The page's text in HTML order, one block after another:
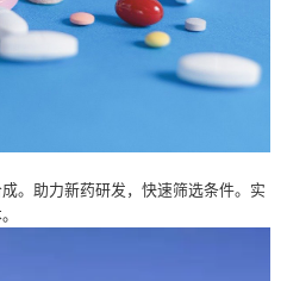
。助力新药研发，快速筛选条件。实